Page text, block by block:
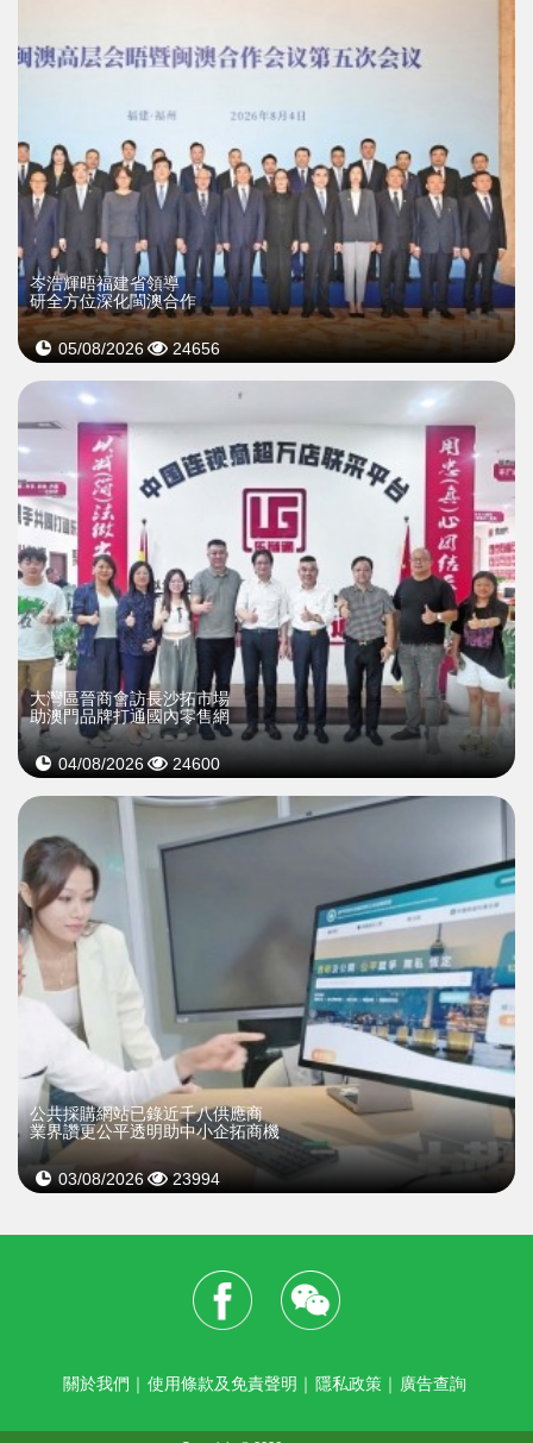
岑浩輝晤福建省領導
研全方位深化閩澳合作
05/08/2026 24656
大灣區晉商會訪長沙拓市場
助澳門品牌打通國內零售網
04/08/2026 24600
公共採購網站已錄近千八供應商
業界讚更公平透明助中小企拓商機
03/08/2026 23994
關於我們 ｜ 使用條款及免責聲明 ｜ 隱私政策 ｜ 廣告查詢